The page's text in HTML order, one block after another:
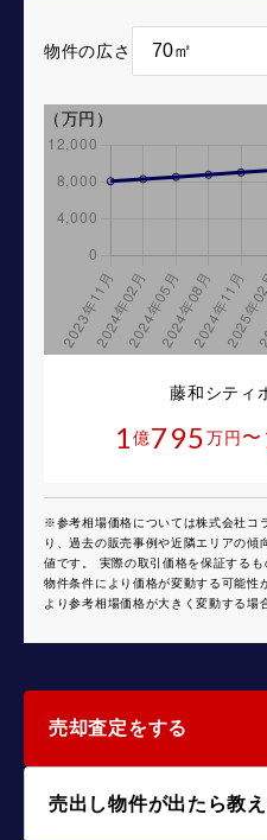
物件の広さ
藤和シティ
1億795万円 〜
※参考相場価格については株式会社コ
り、過去の販売事例や近隣エリアの
値です。 実際の取引価格を保証する
物件条件により価格が変動する可能性
より参考相場価格が大きく変動する場
（万円）
売却査定をする
売出し物件が出たら教